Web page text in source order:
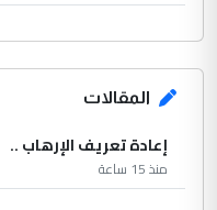
المقالات
إعادة تعريف الإرهاب ..
منذ 15 ساعة